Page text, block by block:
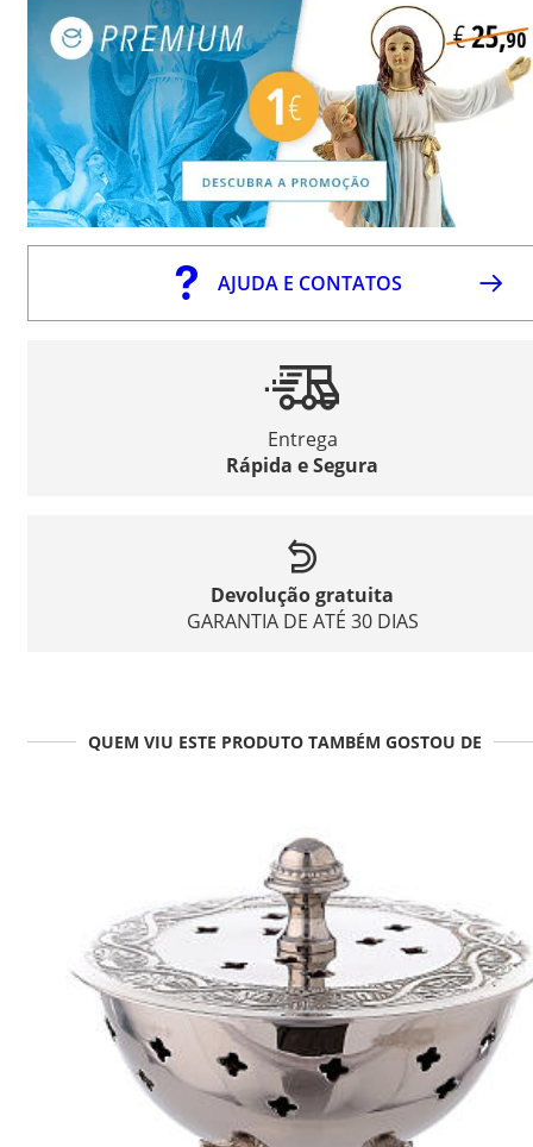
AJUDA E CONTATOS
Entrega
Rápida e Segura
Devolução gratuita
GARANTIA DE ATÉ 30 DIAS
QUEM VIU ESTE PRODUTO TAMBÉM GOSTOU DE